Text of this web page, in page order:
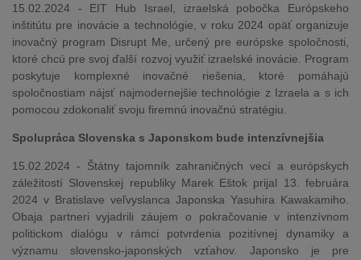
15.02.2024 - EIT Hub Israel, izraelská pobočka Európskeho
inštitútu pre inovácie a technológie, v roku 2024 opäť organizuje
inovačný program Disrupt Me, určený pre európske spoločnosti,
ktoré chcú pre svoj ďalší rozvoj využiť izraelské inovácie. Program
poskytuje komplexné inovačné riešenia, ktoré pomáhajú
spoločnostiam nájsť najmodernejšie technológie z Izraela a s ich
pomocou zdokonaliť svoju firemnú inovačnú stratégiu.
Spolupráca Slovenska s Japonskom bude intenzívnejšia
15.02.2024 - Štátny tajomník zahraničných vecí a európskych
záležitostí Slovenskej republiky Marek Eštok prijal 13. februára
2024 v Bratislave veľvyslanca Japonska Yasuhira Kawakamiho.
Obaja partneri vyjadrili záujem o pokračovanie v intenzívnom
politickom dialógu v rámci potvrdenia pozitívnej dynamiky a
významu slovensko-japonských vzťahov. Japonsko je pre